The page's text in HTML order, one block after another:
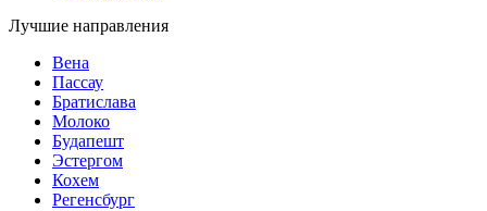
Лучшие направления
Вена
Пассау
Братислава
Молоко
Будапешт
Эстергом
Кохем
Регенсбург